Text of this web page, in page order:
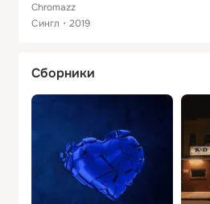
Chromazz
Сингл
2019
Сборники